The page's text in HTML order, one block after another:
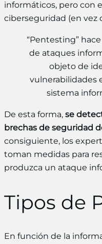
informáticos, pero con
ciberseguridad (en vez
“Pentesting”
de ataques
objeto de
vulnerabilidades
sistema
De esta forma, se
brechas de seguridad
consiguiente, los
toman medidas para
produzca un ataque
Tipos de
En función de la